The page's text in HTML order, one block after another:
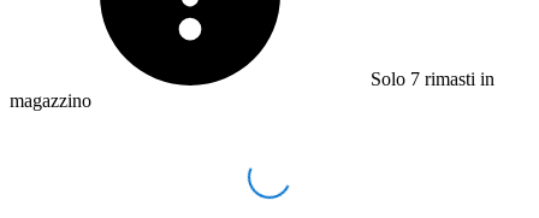
Solo 7 rimasti in
magazzino
Loading...